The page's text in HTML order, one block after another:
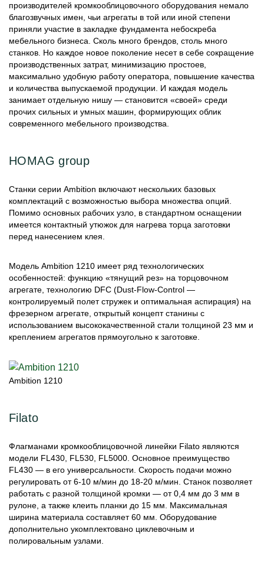
производителей кромкооблицовочного оборудования немало
благозвучных имен, чьи агрегаты в той или иной степени
приняли участие в закладке фундамента небоскреба
мебельного бизнеса. Сколь много брендов, столь много
станков. Но каждое новое поколение несет в себе сокращение
производственных затрат, минимизацию простоев,
максимально удобную работу оператора, повышение качества
и количества выпускаемой продукции. И каждая модель
занимает отдельную нишу ― становится «своей» среди
прочих сильных и умных машин, формирующих облик
современного мебельного производства.
HOMAG group
Станки серии Ambition включают нескольких базовых
комплектаций с возможностью выбора множества опций.
Помимо основных рабочих узло, в стандартном оснащении
имеется контактный утюжок для нагрева торца заготовки
перед нанесением клея.
Модель Ambition 1210 имеет ряд технологических
особенностей: функцию «тянущий рез» на торцовочном
агрегате, технологию DFC (Dust-Flow-Control —
контролируемый полет стружек и оптимальная аспирация) на
фрезерном агрегате, открытый концепт станины с
использованием высококачественной стали толщиной 23 мм и
креплением агрегатов прямоугольно к заготовке.
Ambition 1210
Filato
Флагманами кромкооблицовочной линейки Filato являются
модели FL430, FL530, FL5000. Основное преимущество
FL430 — в его универсальности. Cкорость подачи можно
регулировать от 6-10 м/мин до 18-20 м/мин. Станок позволяет
работать с разной толщиной кромки — от 0,4 мм до 3 мм в
рулоне, а также клеить планки до 15 мм. Максимальная
ширина материала составляет 60 мм. Оборудование
дополнительно укомплектовано циклевочным и
полировальным узлами.